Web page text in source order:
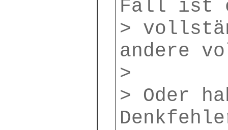
Fall ist
>
andere
>
> Oder